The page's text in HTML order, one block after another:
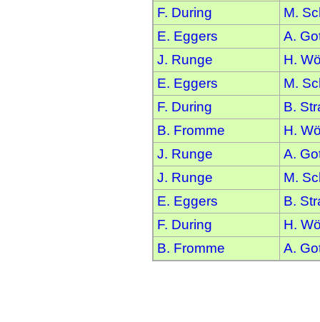
F. During
M.
E. Eggers
A.
J. Runge
H.
E. Eggers
M.
F. During
B.
B. Fromme
H.
J. Runge
A.
J. Runge
M.
E. Eggers
B.
F. During
H.
B. Fromme
A.